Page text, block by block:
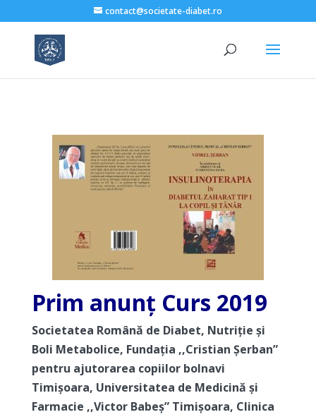
contact@societate-diabet.ro
Prim anunț Curs 2019
Societatea Română de Diabet, Nutriție și
Boli Metabolice, Fundația ,,Cristian Șerban”
pentru ajutorarea copiilor bolnavi
Timișoara, Universitatea de Medicină și
Farmacie ,,Victor Babeș” Timișoara, Clinica